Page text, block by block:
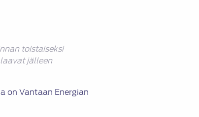
toistaiseksi
jälleen
on Vantaan Energian